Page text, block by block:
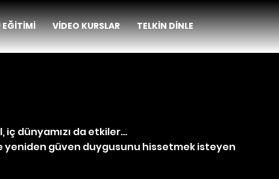
EĞİTİMİ VİDEO KURSLAR TELKİN DİNLE
iç dünyamızı da etkiler…
yeniden güven duygusunu hissetmek isteyen